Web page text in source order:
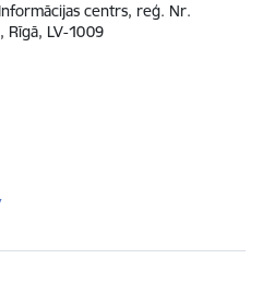
centrs, reģ. Nr.
LV-1009